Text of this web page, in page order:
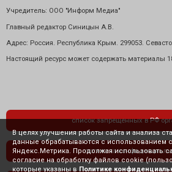
Учредитель: ООО "Информ Медиа"
Главный редактор Синицын А.В.
Адрес: Россия. Республика Крым. 299053.
Настоящий ресурс может содержать материалы
список запрещенных в РФ
политика
В целях улучшения работы сайта и анализа
данные обрабатываются с использованием
Яндекс.Метрика. Продолжая использовать
согласие на обработку файлов cookie
которые указаны в Политике